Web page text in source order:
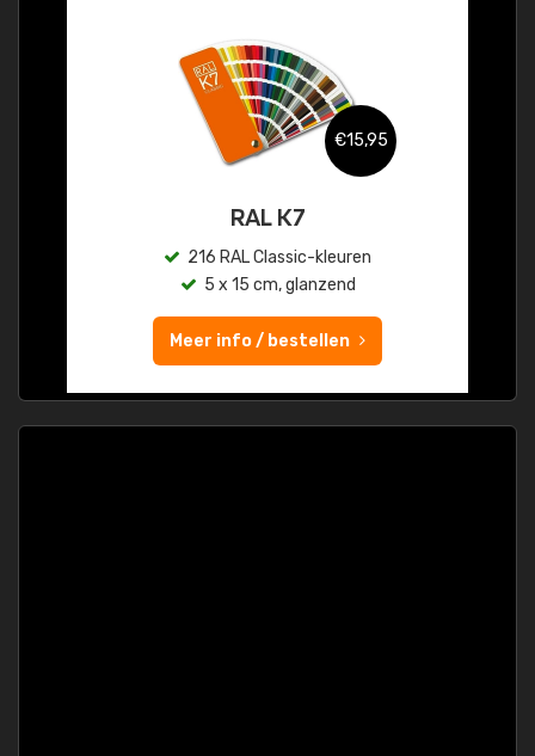
€15,95
RAL K7
216 RAL Classic-kleuren
5 x 15 cm, glanzend
Meer info / bestellen